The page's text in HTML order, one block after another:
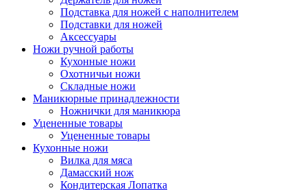
Подставка для ножей с наполнителем
Подставки для ножей
Аксессуары
Ножи ручной работы
Кухонные ножи
Охотничьи ножи
Складные ножи
Маникюрные принадлежности
Ножнички для маникюра
Уцененные товары
Уцененные товары
Кухонные ножи
Вилка для мяса
Дамасский нож
Кондитерская Лопатка